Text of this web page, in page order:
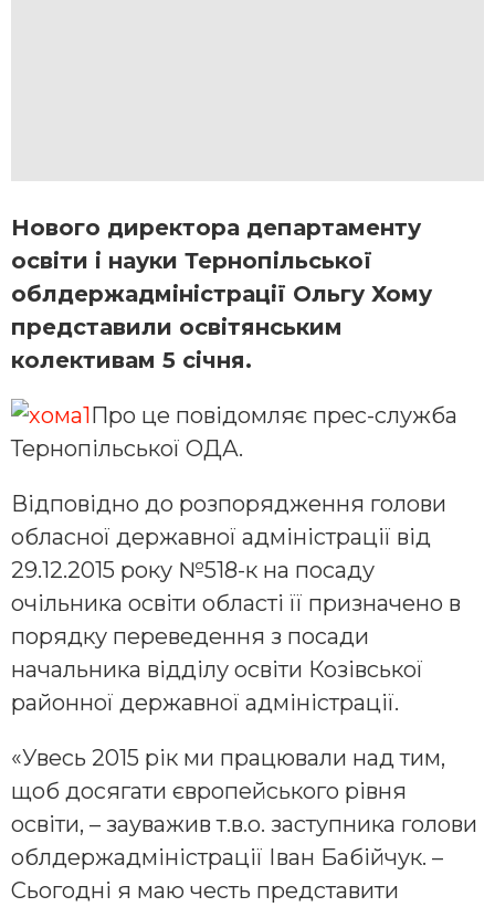
Нового директора департаменту
освіти і науки Тернопільської
облдержадміністрації Ольгу Хому
представили освітянським
колективам 5 січня.
Про це повідомляє прес-служба
Тернопільської ОДА.
Відповідно до розпорядження голови
обласної державної адміністрації від
29.12.2015 року №518-к на посаду
очільника освіти області її призначено в
порядку переведення з посади
начальника відділу освіти Козівської
районної державної адміністрації.
«Увесь 2015 рік ми працювали над тим,
щоб досягати європейського рівня
освіти, – зауважив т.в.о. заступника голови
облдержадміністрації Іван Бабійчук. –
Сьогодні я маю честь представити